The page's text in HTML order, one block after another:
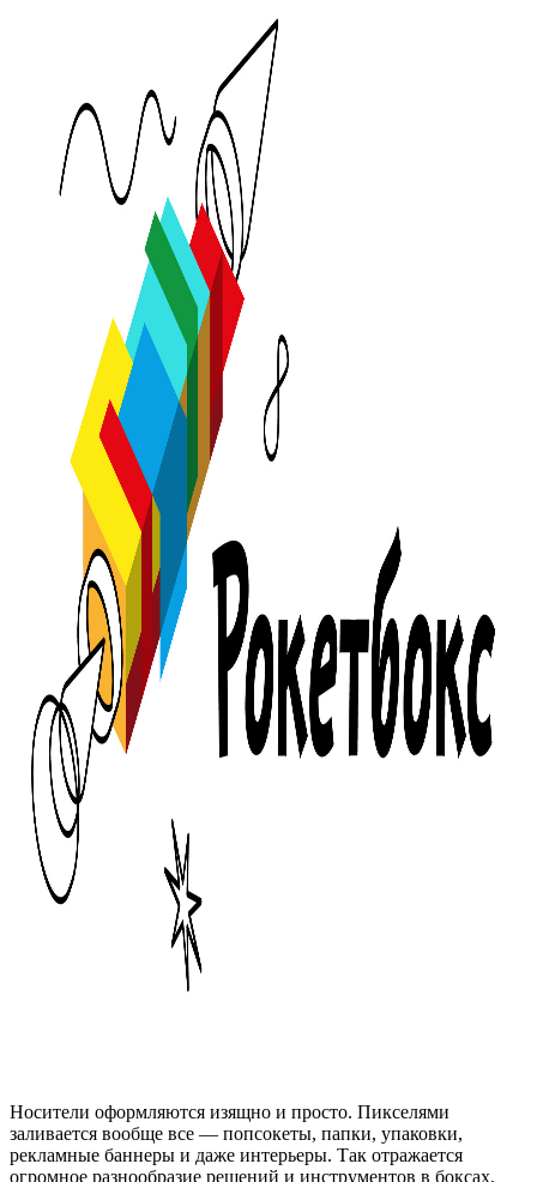
Носители оформляются изящно и просто. Пикселями
заливается вообще все — попсокеты, папки, упаковки,
рекламные баннеры и даже интерьеры. Так отражается
огромное разнообразие решений и инструментов в боксах.